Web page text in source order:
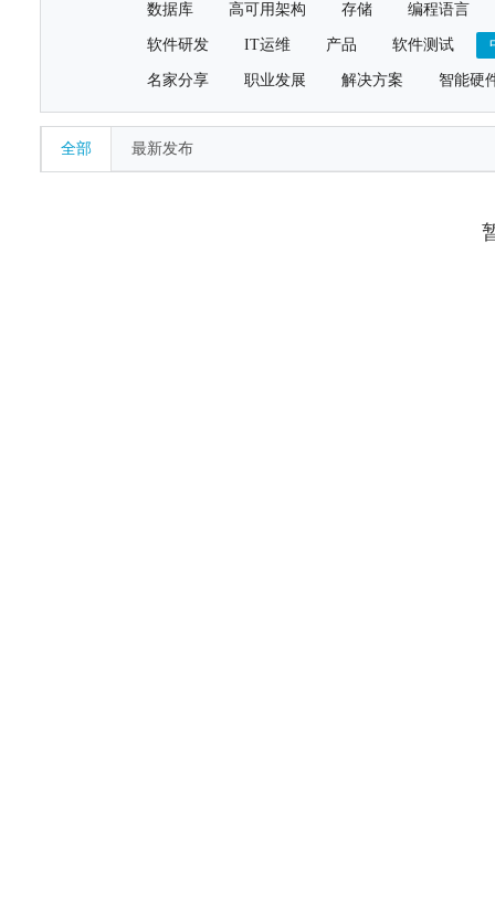
数据库 高可用架构 存储 编程语言
软件研发 IT运维 产品 软件测试
名家分享 职业发展 解决方案 智能硬
全部 最新发布